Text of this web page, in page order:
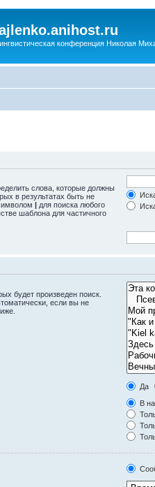
конференция Николая
слова, которые должны
в результатах быть не
| для поиска любого
шаблона для частичного
будет произведен поиск.
если вы не
Да
В